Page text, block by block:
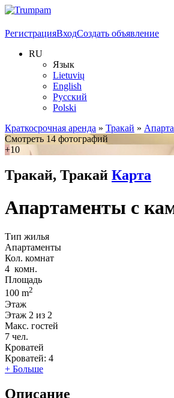
РегистрацияВходСоздать объявление
RU
Язык
Lietuvių
English
Русский
Polski
Краткосрочная аренда » Тракай »
Смотреть 14 фотографий
+10
Тракай, Тракай Карта
Апартаменты с
Тип жилья
Апартаменты
Кол. комнат
4 комн.
Площадь
100 m2
Этаж
Этаж 2 из 2
Макс. гостей
7 чел.
Кроватей
Кроватей: 4
+ Больше
Описание